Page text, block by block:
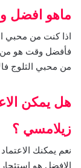
ماهو افضل
اذا كنت من محبي
فأفضل وقت هو من
من محبي الثلوج
هل يمكن
زيلامسي ؟
نعم يمكنك
الافضل هو